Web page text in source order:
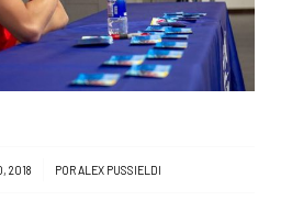
2018 POR ALEX PUSSIELDI